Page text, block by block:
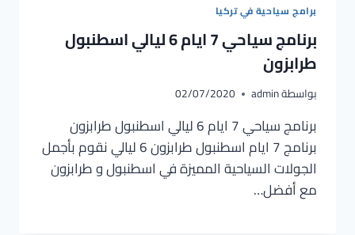
برامج سياحية في تركيا
برنامج سياحي 7 ايام 6 ليالي اسطنبول
طرابزون
بواسطةadmin
02/07/2020
برنامج سياحي 7 ايام 6 ليالي اسطنبول طرابزون
برنامج 7 ايام اسطنبول طرابزون 6 ليالي نقوم بأجمل
الجولات السياحية المميزة في اسطنبول و طرابزون
مع أفضل…